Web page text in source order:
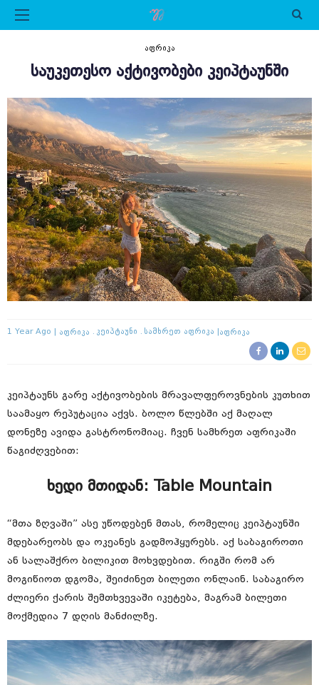
ᲐᲤᲠᲘᲙᲐ
ᲡᲐᲣᲙᲔᲗᲔᲡᲝ ᲐᲥᲢᲘᲕᲝᲑᲔᲑᲘ ᲙᲔᲘᲞᲢᲐᲣᲜᲨᲘ
1 Year Ago Აფრიკა Კეიპტაუნი Სამხრეთ Აფრიკა Აფრიკა
კეიპტაუნს გარე აქტივობების მრავალფეროვნების კუთხით
საამაყო რეპუტაცია აქვს. ბოლო წლებში აქ მაღალ
დონეზე ავიდა გასტრონომიაც. ჩვენ სამხრეთ აფრიკაში
წაგიძღვებით:
ხედი მთიდან: Table Mountain
“მთა ზღვაში” ასე უწოდებენ მთას, რომელიც კეიპტაუნში
მდებარეობს და ოკეანეს გადმოჰყურებს. აქ საბაგიროთი
ან სალაშქრო ბილიკით მოხვდებით. რიგში რომ არ
მოგიწიოთ დგომა, შეიძინეთ ბილეთი ონლაინ. საბაგირო
ძლიერი ქარის შემთხვევაში იკეტება, მაგრამ ბილეთი
მოქმედია 7 დღის მანძილზე.